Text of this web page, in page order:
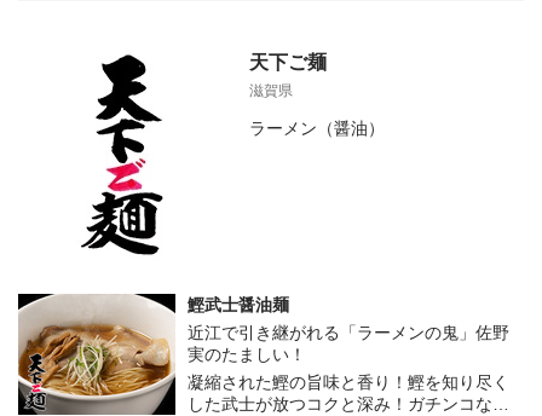
天下ご麺
滋賀県
ラーメン（醤油）
鰹武士醤油麺
近江で引き継がれる「ラーメンの鬼」佐野
実のたましい！
凝縮された鰹の旨味と香り！鰹を知り尽く
した武士が放つコクと深み！ガチンコな出